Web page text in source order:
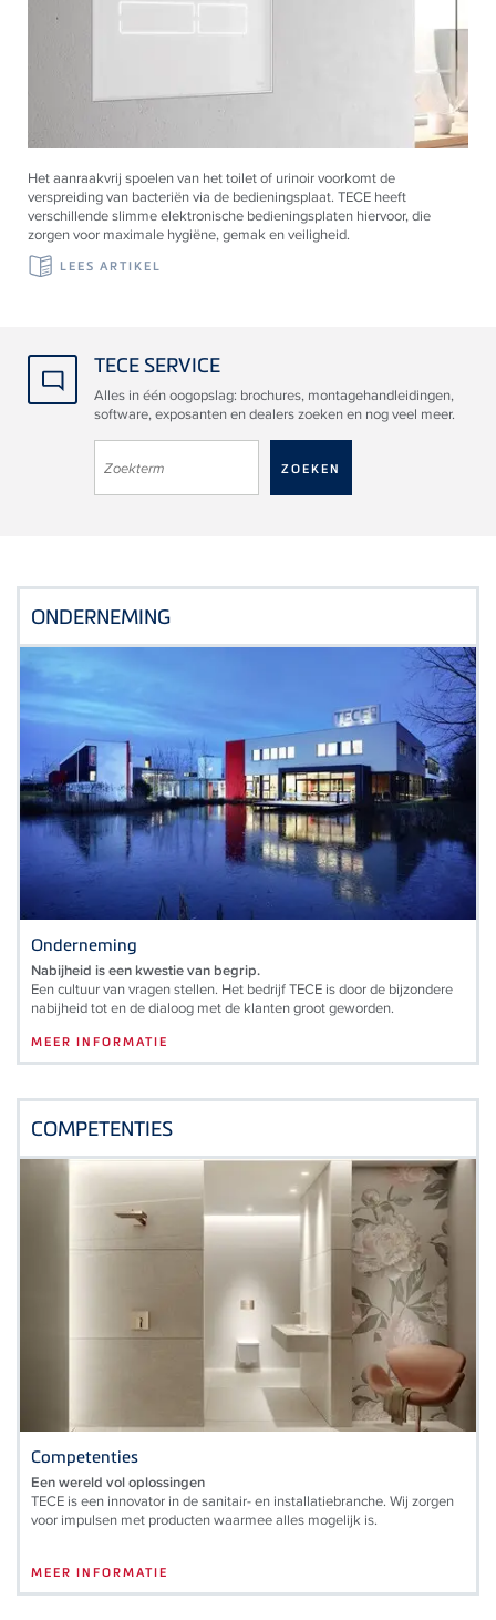
Het aanraakvrij spoelen van het toilet of urinoir voorkomt de
verspreiding van bacteriën via de bedieningsplaat. TECE heeft
verschillende slimme elektronische bedieningsplaten hiervoor, die
zorgen voor maximale hygiëne, gemak en veiligheid.
LEES ARTIKEL
TECE SERVICE
Alles in één oogopslag: brochures, montagehandleidingen,
software, exposanten en dealers zoeken en nog veel meer.
ONDERNEMING
Onderneming
Nabijheid is een kwestie van begrip.
Een cultuur van vragen stellen. Het bedrijf TECE is door de bijzondere
nabijheid tot en de dialoog met de klanten groot geworden.
MEER INFORMATIE
COMPETENTIES
Competenties
Een wereld vol oplossingen
TECE is een innovator in de sanitair- en installatiebranche. Wij zorgen
voor impulsen met producten waarmee alles mogelijk is.
MEER INFORMATIE